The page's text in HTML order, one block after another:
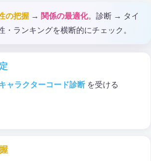
の把握 → 関係の最適化。診断 → タイ
ランキングを横断的にチェック。
ャラクターコード診断 を受ける